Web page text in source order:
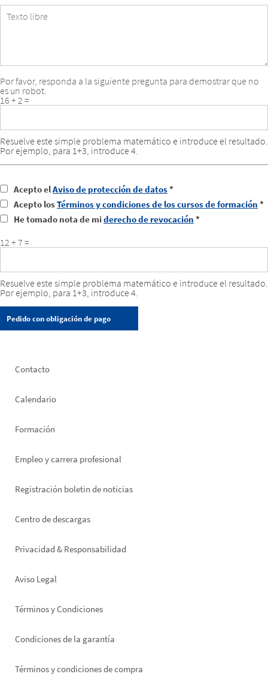
libre
Por favor, responda a la siguiente pregunta para demostrar que no
es un robot.
16 + 2 =
Resuelve este simple problema matemático e introduce el resultado.
Por ejemplo, para 1+3, introduce 4.
Acepto elAviso de protección de datos*
Acepto losTérminos y condiciones de los cursos de formación *
He tomado nota de miderecho de revocación *
12 + 7 =
Resuelve este simple problema matemático e introduce el resultado.
Por ejemplo, para 1+3, introduce 4.
Footer
Contacto
Calendario
Formación
Empleo y carrera profesional
Registración boletin de noticias
Footer
Centro de descargas
Privacidad & Responsabilidad
Aviso Legal
Términos y Condiciones
Condiciones de la garantía
Términos y condiciones de compra